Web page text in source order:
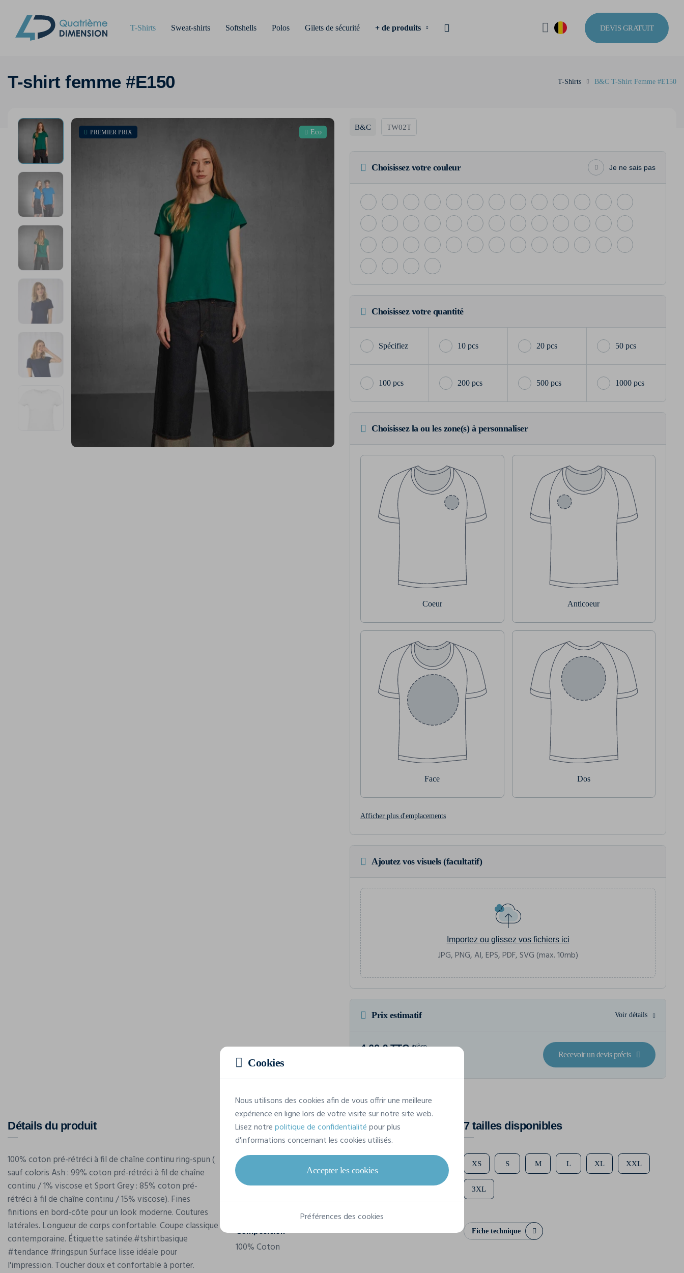
T-Shirts Sweat-shirts Softshells Polos Gilets de sécurité + de produits DEVIS GRATUIT
T-shirt femme #E150 T-Shirts B&C T-Shirt Femme #E150
PREMIER PRIX Eco
B&C TW02T
Choisissez votre couleur Je ne sais pas
Choisissez votre quantité
10 pcs 20 pcs 50 pcs
100 pcs 200 pcs 500 pcs 1000 pcs
Choisissez la ou les zone(s) à personnaliser
Coeur Anticoeur
Face Dos
Afficher plus d'emplacements
Ajoutez vos visuels (facultatif)
Importez ou glissez vos fichiers ici
JPG, PNG, AI, EPS, PDF, SVG (max. 10mb)
Prix estimatif Voir détails
4,60 € TTC /pièce
Recevoir un devis précis
Détails du produit
100% coton pré-rétréci à fil de chaîne continu ring-spun (
sauf coloris Ash : 99% coton pré-rétréci à fil de chaîne
continu / 1% viscose et Sport Grey : 85% coton pré-
rétréci à fil de chaîne continu / 15% viscose). Fines
finitions en bord-côte pour un look moderne. Coutures
latérales. Longueur de corps confortable. Coupe classique
contemporaine. Étiquette satinée.#tshirtbasique
#tendance #ringspun Surface lisse idéale pour
l'impression. Toucher doux et confortable à porter.
Caractéristiques
Marque
B&C
Référence
TW02T
Composition
100% Coton
7 tailles disponibles
XS S M L XL XXL
3XL
Fiche technique
Cookies
Nous utilisons des cookies afin de vous offrir une meilleure
expérience en ligne lors de votre visite sur notre site web.
Lisez notrepolitique de confidentialitépour plus
d'informations concernant les cookies utilisés.
Accepter les cookies
Préférences des cookies